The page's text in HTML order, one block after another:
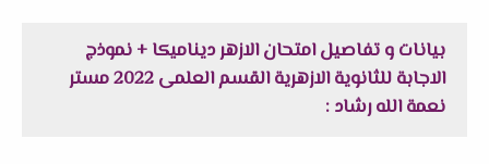
بيانات و تفاصيل امتحان الازهر ديناميكا + نموذج
الاجابة للثانوية الازهرية القسم العلمى 2022 مستر
نعمة الله رشاد :